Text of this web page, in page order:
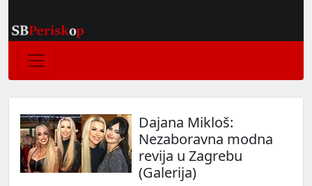
Dajana Mikloš:
Nezaboravna modna
revija u Zagrebu
(Galerija)